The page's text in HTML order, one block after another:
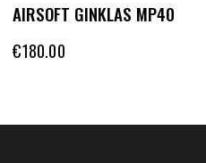
AIRSOFT GINKLAS MP40
€180.00